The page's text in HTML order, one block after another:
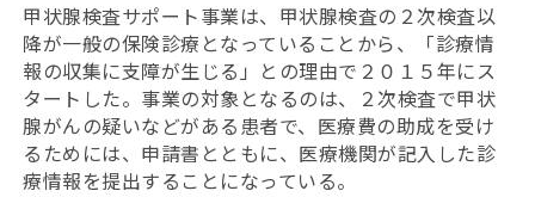
甲状腺検査サポート事業は、甲状腺検査の２次検査以
降が一般の保険診療となっていることから、「診療情
報の収集に支障が生じる」との理由で２０１５年にス
タートした。事業の対象となるのは、２次検査で甲状
腺がんの疑いなどがある患者で、医療費の助成を受け
るためには、申請書とともに、医療機関が記入した診
療情報を提出することになっている。